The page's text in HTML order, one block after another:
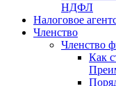
НДФЛ
Налоговое
Членство
Членство
Как